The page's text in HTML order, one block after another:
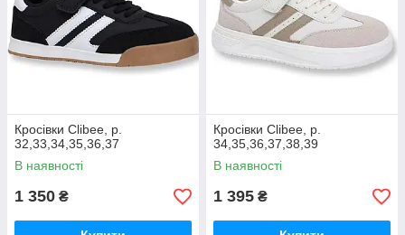
Кросівки Clibee, р.
32,33,34,35,36,37
В наявності
1 350 ₴
Кросівки Clibee, р.
34,35,36,37,38,39
В наявності
1 395 ₴